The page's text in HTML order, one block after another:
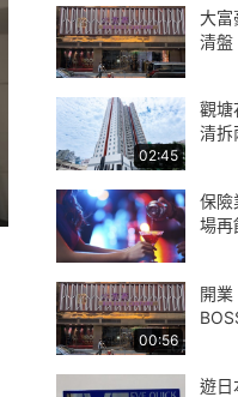
大
清
02:45
觀塘
清
保
場
00:56
開業
遊日